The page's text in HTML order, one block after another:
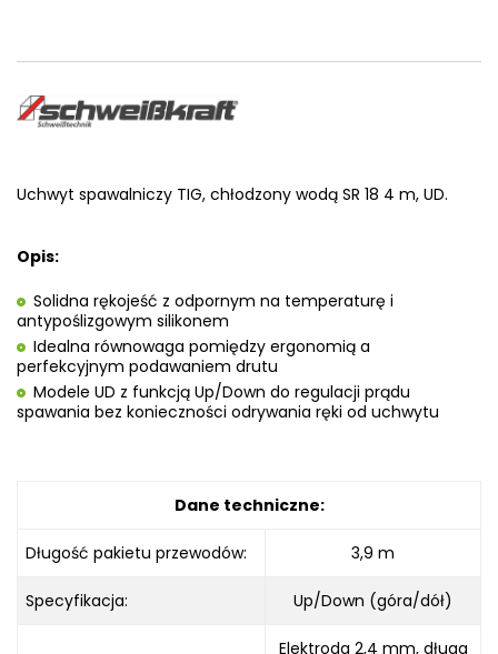
Uchwyt spawalniczy TIG, chłodzony wodą SR 18 4 m, UD.
Opis:
Solidna rękojeść z odpornym na temperaturę i
antypoślizgowym silikonem
Idealna równowaga pomiędzy ergonomią a
perfekcyjnym podawaniem drutu
Modele UD z funkcją Up/Down do regulacji prądu
spawania bez konieczności odrywania ręki od uchwytu
Dane techniczne:
Długość pakietu przewodów: 3,9 m
Specyfikacja: Up/Down (góra/dół)
Elektroda 2,4 mm, długa